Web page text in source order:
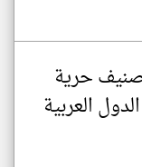
حرية
العربية